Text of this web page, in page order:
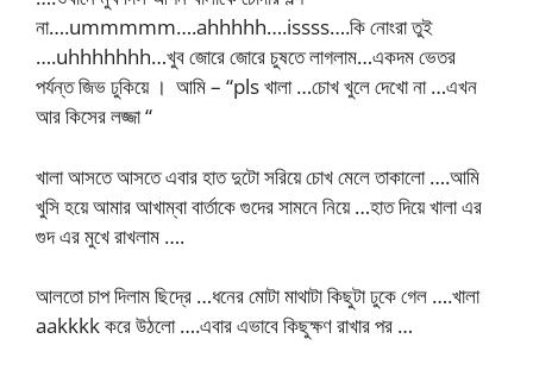
না….ummmmm….ahhhhh….issss….কি নোংরা তুই
….uhhhhhhh…খুব জোরে জোরে চুষতে লাগলাম…একদম ভেতর
পর্যন্ত জিভ ঢুকিয়ে । আমি – “pls খালা …চোখ খুলে দেখো না …এখন
আর কিসের লজ্জা “
খালা আসতে আসতে এবার হাত দুটো সরিয়ে চোখ মেলে তাকালো ….আমি
খুসি হয়ে আমার আখাম্বা বার্তাকে গুদের সামনে নিয়ে …হাত দিয়ে খালা এর
গুদ এর মুখে রাখলাম ….
আলতো চাপ দিলাম ছিদ্রে …ধনের মোটা মাথাটা কিছুটা ঢুকে গেল ….খালা
aakkkk করে উঠলো ….এবার এভাবে কিছুক্ষণ রাখার পর …